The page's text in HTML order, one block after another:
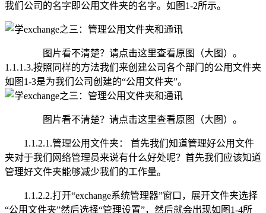
我们公司的名字即公用文件夹的名字。如图1-2所示。
图片看不清楚？请点击这里查看原图（大图）。
1.1.1.3.按照同样的方法我们来创建公司各个部门的公用文件夹
如图1-3是为我们公司创建的“公用文件夹”。
图片看不清楚？请点击这里查看原图（大图）。
1.1.2.1.管理公用文件夹： 首先我们知道管理好公用文件
夹对于我们网络管理员来说有什么好处呢？首先我们应该知道
管理好文件夹能够减少我们的工作量。
1.1.2.2.打开“exchange系统管理器”窗口，展开文件夹选择
“公用文件夹”然后选择“管理设置”，然后就会出现如图1-4所